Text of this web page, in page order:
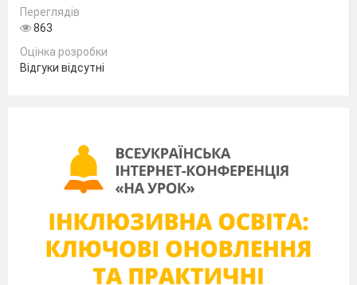
Переглядів
863
Оцінка розробки
Відгуки відсутні